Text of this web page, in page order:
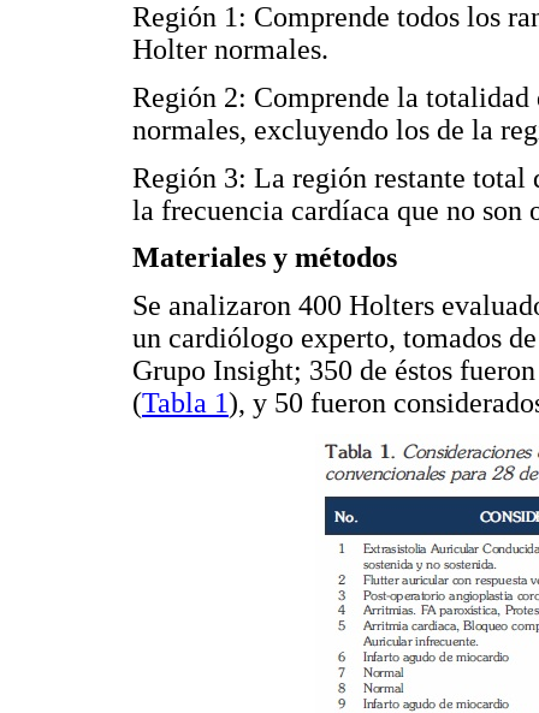
Región 1: Comprende todos los
Holter normales.
Región 2: Comprende la
normales, excluyendo los de la
Región 3: La región restante total
la frecuencia cardíaca que no son
Materiales y métodos
Se analizaron 400 Holters
un cardiólogo experto, tomados
Grupo Insight; 350 de éstos
(Tabla 1), y 50 fueron